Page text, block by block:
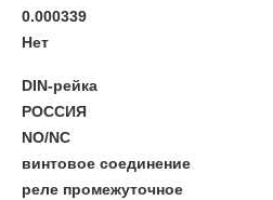
0.000339
Нет
DIN-рейка
РОССИЯ
NO/NC
винтовое соединение
реле промежуточное